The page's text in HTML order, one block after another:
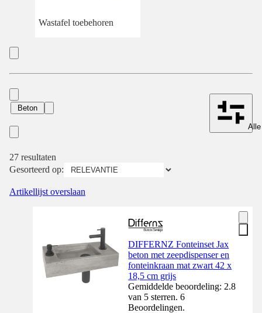
Wastafel toebehoren
Beton
27 resultaten
Gesorteerd op:
Artikellijst overslaan
DIFFERNZ Fonteinset Jax
beton met zeepdispenser en
fonteinkraan mat zwart 42 x
18,5 cm grijs
Gemiddelde beoordeling: 2.8
van 5 sterren. 6
Beoordelingen.